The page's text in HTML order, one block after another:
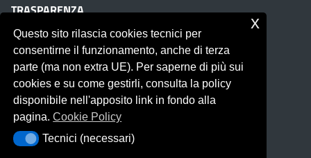
TRASPARENZA
Albo on line
Amministrazione Trasparente
Pubblici proclami
PTPCT per le Istituzioni scolastiche della Sicilia
Whistleblowing
Obiettivi di Accessibilità
Questo sito rilascia cookies tecnici per
consentirne il funzionamento, anche di terza
parte (ma non extra UE). Per saperne di più sui
cookies e su come gestirli, consulta la policy
disponibile nell'apposito link in fondo alla
pagina.Cookie Policy
Tecnici (necessari)
Tecnici (necessari)
x